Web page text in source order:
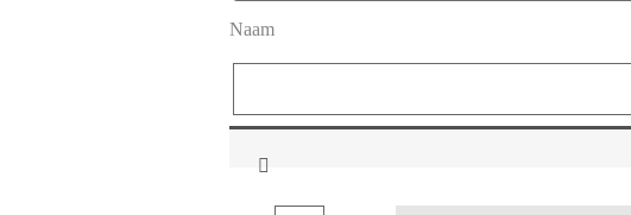
Naam